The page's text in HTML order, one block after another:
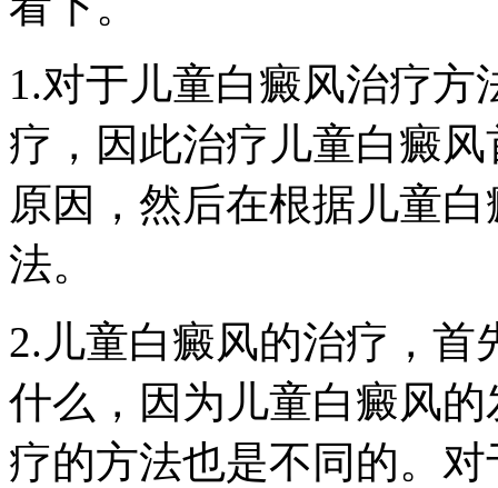
1.对于儿童白癜风治疗
疗，因此治疗儿童白癜
原因，然后在根据儿童
法。
2.儿童白癜风的治疗，
什么，因为儿童白癜风
疗的方法也是不同的。